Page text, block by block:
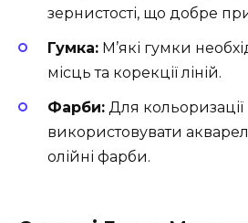
зернистості, що добре
Гумка: М’які гумки
місць та корекції ліній.
Фарби: Для
використовувати
олійні фарби.